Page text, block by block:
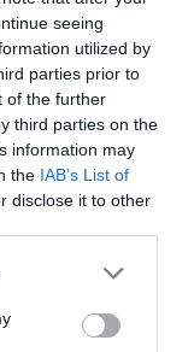
seeing
utilized by
parties prior to
of the further
third parties on the
information may
the IAB’s List of
disclose it to other